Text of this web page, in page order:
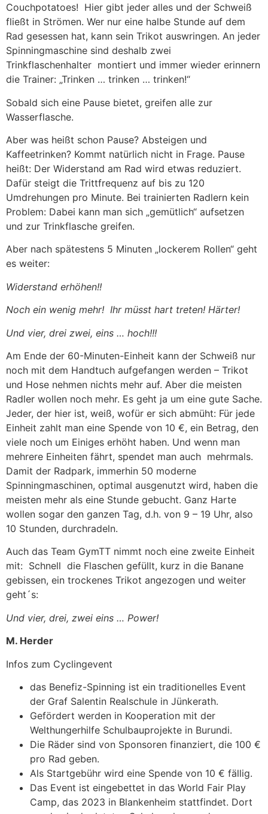
Couchpotatoes! Hier gibt jeder alles und der Schweiß
fließt in Strömen. Wer nur eine halbe Stunde auf dem
Rad gesessen hat, kann sein Trikot auswringen. An jeder
Spinningmaschine sind deshalb zwei
Trinkflaschenhalter montiert und immer wieder erinnern
die Trainer: „Trinken … trinken … trinken!“
Sobald sich eine Pause bietet, greifen alle zur
Wasserflasche.
Aber was heißt schon Pause? Absteigen und
Kaffeetrinken? Kommt natürlich nicht in Frage. Pause
heißt: Der Widerstand am Rad wird etwas reduziert.
Dafür steigt die Trittfrequenz auf bis zu 120
Umdrehungen pro Minute. Bei trainierten Radlern kein
Problem: Dabei kann man sich „gemütlich“ aufsetzen
und zur Trinkflasche greifen.
Aber nach spätestens 5 Minuten „lockerem Rollen“ geht
es weiter:
Widerstand erhöhen!!
Noch ein wenig mehr! Ihr müsst hart treten! Härter!
Und vier, drei zwei, eins … hoch!!!
Am Ende der 60-Minuten-Einheit kann der Schweiß nur
noch mit dem Handtuch aufgefangen werden – Trikot
und Hose nehmen nichts mehr auf. Aber die meisten
Radler wollen noch mehr. Es geht ja um eine gute Sache.
Jeder, der hier ist, weiß, wofür er sich abmüht: Für jede
Einheit zahlt man eine Spende von 10 €, ein Betrag, den
viele noch um Einiges erhöht haben. Und wenn man
mehrere Einheiten fährt, spendet man auch mehrmals.
Damit der Radpark, immerhin 50 moderne
Spinningmaschinen, optimal ausgenutzt wird, haben die
meisten mehr als eine Stunde gebucht. Ganz Harte
wollen sogar den ganzen Tag, d.h. von 9 – 19 Uhr, also
10 Stunden, durchradeln.
Auch das Team GymTT nimmt noch eine zweite Einheit
mit: Schnell die Flaschen gefüllt, kurz in die Banane
gebissen, ein trockenes Trikot angezogen und weiter
geht´s:
Und vier, drei, zwei eins … Power!
M. Herder
Infos zum Cyclingevent
das Benefiz-Spinning ist ein traditionelles Event
der Graf Salentin Realschule in Jünkerath.
Gefördert werden in Kooperation mit der
Welthungerhilfe Schulbauprojekte in Burundi.
Die Räder sind von Sponsoren finanziert, die 100 €
pro Rad geben.
Als Startgebühr wird eine Spende von 10 € fällig.
Das Event ist eingebettet in das World Fair Play
Camp, das 2023 in Blankenheim stattfindet. Dort